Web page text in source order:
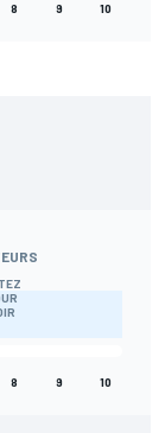
8 9 10
8 9 10